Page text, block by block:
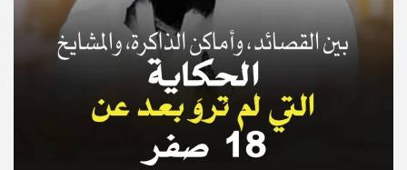
© Copyright 2025, APS